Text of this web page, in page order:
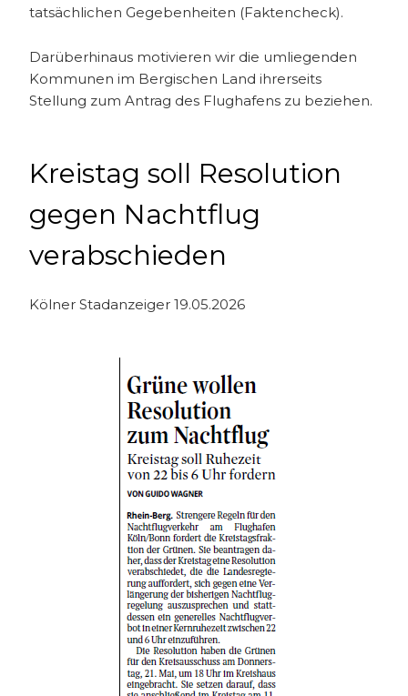
tatsächlichen Gegebenheiten (Faktencheck).
Darüberhinaus motivieren wir die umliegenden
Kommunen im Bergischen Land ihrerseits
Stellung zum Antrag des Flughafens zu beziehen.
Kreistag soll Resolution
gegen Nachtflug
verabschieden
Kölner Stadanzeiger 19.05.2026